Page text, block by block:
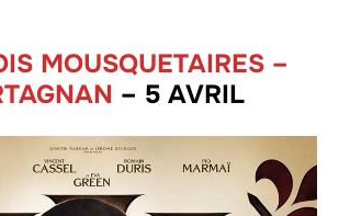
MOUSQUETAIRES –
– 5 AVRIL